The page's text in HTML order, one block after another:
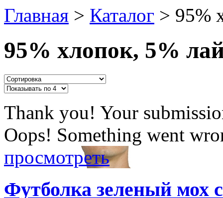
Главная > Каталог > 95%
95% хлопок, 5%
Thank you! Your
Oops! Something went
просмотреть
Футболка зеленый мох